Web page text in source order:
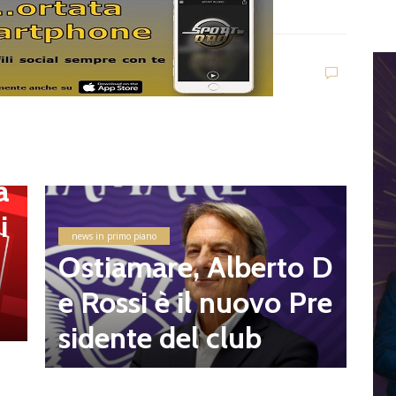
news in primo piano
Ostiamare, Alberto D
e Rossi è il nuovo Pre
sidente del club